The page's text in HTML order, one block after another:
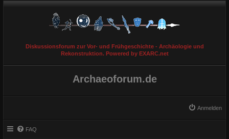
Diskussionsforum zur Vor- und Frühgeschichte - Archäologie und
Rekonstruktion. Powered by EXARC.net
Archaeoforum.de
Anmelden
FAQ